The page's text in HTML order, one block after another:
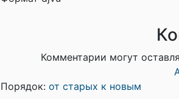
Комментарии могут
Порядок: от старых к новым